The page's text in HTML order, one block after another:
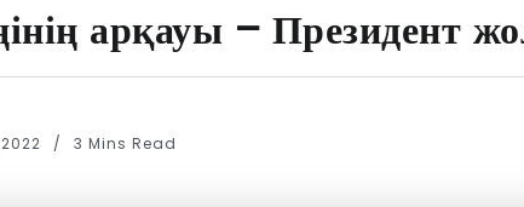
арқауы – Президент
3 Mins Read